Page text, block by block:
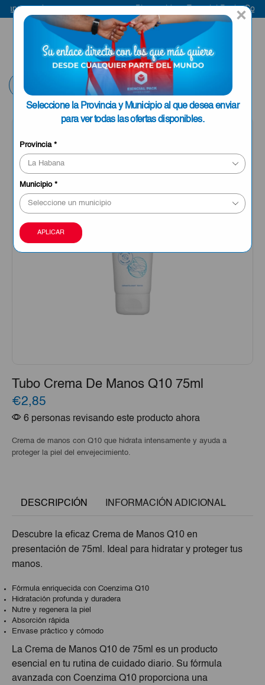
×
Seleccione la Provincia y Municipio al que desea enviar
para ver todas las ofertas disponibles.
Provincia*
Municipio*
APLICAR
aquí
ENVIAR A LA
HABANA
Tubo Crema De Manos Q10 75ml
€2,85
6 personas revisando este producto ahora
Crema de manos con Q10 que hidrata intensamente y ayuda a
proteger la piel del envejecimiento.
DESCRIPCIÓN INFORMACIÓN ADICIONAL
Descubre la eficaz Crema de Manos Q10 en
presentación de 75ml. Ideal para hidratar y proteger tus
manos.
Fórmula enriquecida con Coenzima Q10
Hidratación profunda y duradera
Nutre y regenera la piel
Absorción rápida
Envase práctico y cómodo
La Crema de Manos Q10 de 75ml es un producto
esencial en tu rutina de cuidado diario. Su fórmula
avanzada con Coenzima Q10 proporciona una